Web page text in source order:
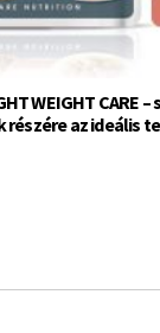
WEIGHT CARE
az ideális